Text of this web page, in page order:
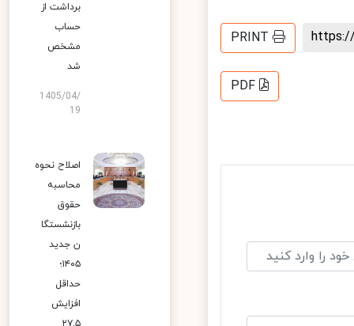
PRINT
PDF
برداشت از
حساب
مشخص
شد
1405/04/
19
اصلاح نحوه
محاسبه
حقوق
بازنشستگا
ن جدید
۱۴۰۵؛
حداقل
افزایش